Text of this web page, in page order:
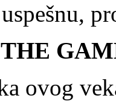
ovog